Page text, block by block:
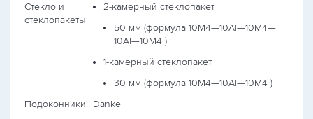
Стекло и
стеклопакеты
2-камерный стеклопакет
50 мм (формула 10М4—10Al—10М4—
10Al—10М4 )
1-камерный стеклопакет
30 мм (формула 10М4—10Al—10М4 )
Подоконники
Danke